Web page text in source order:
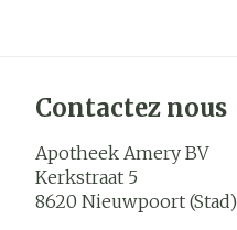
Contactez nous
Apotheek Amery BV
Kerkstraat 5
8620 Nieuwpoort (Stad)